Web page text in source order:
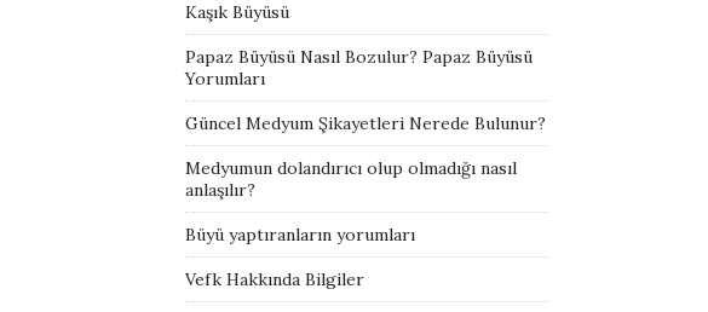
Kaşık Büyüsü
Papaz Büyüsü Nasıl Bozulur? Papaz Büyüsü
Yorumları
Güncel Medyum Şikayetleri Nerede Bulunur?
Medyumun dolandırıcı olup olmadığı nasıl
anlaşılır?
Büyü yaptıranların yorumları
Vefk Hakkında Bilgiler